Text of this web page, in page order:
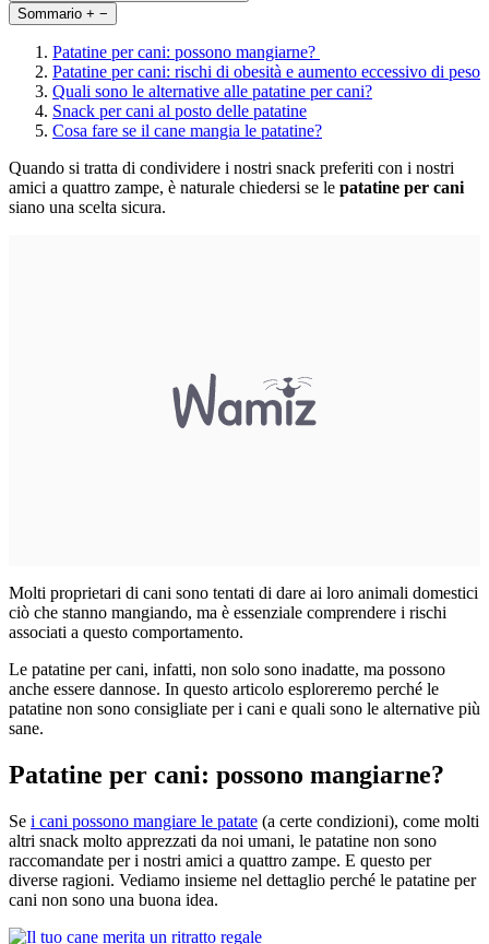
Sommario + −
Patatine per cani: possono mangiarne?
Patatine per cani: rischi di obesità e aumento eccessivo di peso
Quali sono le alternative alle patatine per cani?
Snack per cani al posto delle patatine
Cosa fare se il cane mangia le patatine?
Quando si tratta di condividere i nostri snack preferiti con i nostri
amici a quattro zampe, è naturale chiedersi se le patatine per cani
siano una scelta sicura.
Molti proprietari di cani sono tentati di dare ai loro animali domestici
ciò che stanno mangiando, ma è essenziale comprendere i rischi
associati a questo comportamento.
Le patatine per cani, infatti, non solo sono inadatte, ma possono
anche essere dannose. In questo articolo esploreremo perché le
patatine non sono consigliate per i cani e quali sono le alternative più
sane.
Patatine per cani: possono mangiarne?
Se i cani possono mangiare le patate (a certe condizioni), come molti
altri snack molto apprezzati da noi umani, le patatine non sono
raccomandate per i nostri amici a quattro zampe. E questo per
diverse ragioni. Vediamo insieme nel dettaglio perché le patatine per
cani non sono una buona idea.